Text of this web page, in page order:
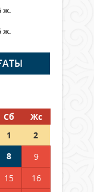
ж.
ж.
Сб
Жс
1
2
8
9
15
16